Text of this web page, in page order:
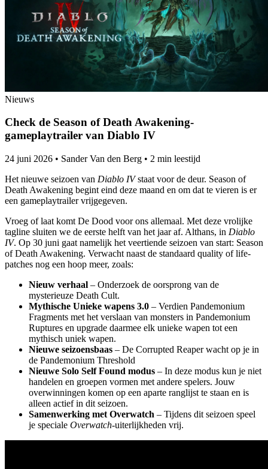
Nieuws
Check de Season of Death Awakening-
gameplaytrailer van Diablo IV
24 juni 2026 • Sander Van den Berg • 2 min leestijd
Het nieuwe seizoen van Diablo IVstaat voor de deur. Season of
Death Awakening begint eind deze maand en om dat te vieren is er
een gameplaytrailer vrijgegeven.
Vroeg of laat komt De Dood voor ons allemaal. Met deze vrolijke
tagline sluiten we de eerste helft van het jaar af. Althans, in Diablo
IV. Op 30 juni gaat namelijk het veertiende seizoen van start: Season
of Death Awakening. Verwacht naast de standaard quality of life-
patches nog een hoop meer, zoals:
Nieuw verhaal – Onderzoek de oorsprong van de
mysterieuze Death Cult.
Mythische Unieke wapens 3.0 – Verdien Pandemonium
Fragments met het verslaan van monsters in Pandemonium
Ruptures en upgrade daarmee elk unieke wapen tot een
mythisch uniek wapen.
Nieuwe seizoensbaas – De Corrupted Reaper wacht op je in
de Pandemonium Threshold
Nieuwe Solo Self Found modus – In deze modus kun je niet
handelen en groepen vormen met andere spelers. Jouw
overwinningen komen op een aparte ranglijst te staan en is
alleen actief in dit seizoen.
Samenwerking met Overwatch – Tijdens dit seizoen speel
je speciale Overwatch-uiterlijkheden vrij.